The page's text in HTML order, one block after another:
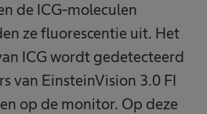
de ICG-moleculen
ze fluorescentie uit. Het
ICG wordt gedetecteerd
van EinsteinVision 3.0 FI
op de monitor. Op deze